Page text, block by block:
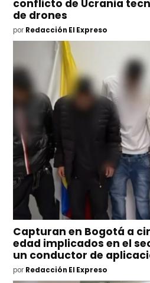
conflicto de Ucrania
de drones
por Redacción El Expreso
Capturan en Bogotá a
edad implicados en el
un conductor de
por Redacción El Expreso